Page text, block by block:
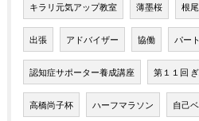
キラリ元気アップ教室 薄墨桜 根尾
出張 アドバイザー 協働 パー
認知症サポーター養成講座 第１１回
高橋尚子杯 ハーフマラソン 自己